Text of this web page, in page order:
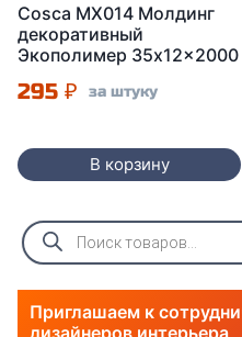
Cosca MX014 Молдинг
декоративный
Экополимер 35x12x2000
295 ₽ за штуку
В корзину
Поиск
товаров
Приглашаем к
дизайнеров интерьера